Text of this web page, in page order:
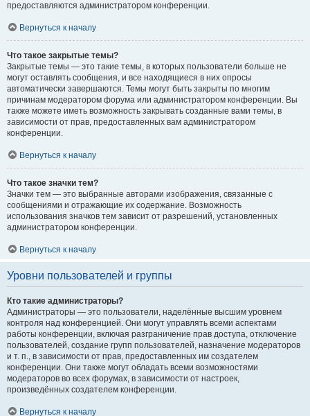
предоставляются администратором конференции.
Вернуться к началу
Что такое закрытые темы?
Закрытые темы — это такие темы, в которых пользователи больше не
могут оставлять сообщения, и все находящиеся в них опросы
автоматически завершаются. Темы могут быть закрыты по многим
причинам модератором форума или администратором конференции. Вы
также можете иметь возможность закрывать созданные вами темы, в
зависимости от прав, предоставленных вам администратором
конференции.
Вернуться к началу
Что такое значки тем?
Значки тем — это выбранные авторами изображения, связанные с
сообщениями и отражающие их содержание. Возможность
использования значков тем зависит от разрешений, установленных
администратором конференции.
Вернуться к началу
Уровни пользователей и группы
Кто такие администраторы?
Администраторы — это пользователи, наделённые высшим уровнем
контроля над конференцией. Они могут управлять всеми аспектами
работы конференции, включая разграничение прав доступа, отключение
пользователей, создание групп пользователей, назначение модераторов
и т. п., в зависимости от прав, предоставленных им создателем
конференции. Они также могут обладать всеми возможностями
модераторов во всех форумах, в зависимости от настроек,
произведённых создателем конференции.
Вернуться к началу